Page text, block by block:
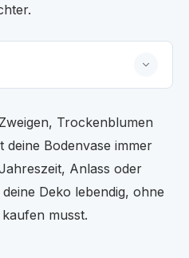
Trockenblumen
Bodenvase immer
Anlass oder
Deko lebendig, ohne
musst.